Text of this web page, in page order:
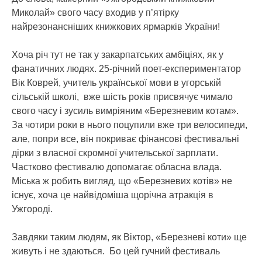
Миколай» свого часу входив у п’ятірку
найрезонансніших книжкових ярмарків України!
Хоча річ тут не так у закарпатських амбіціях, як у
фанатичних людях. 25-річний поет-експериментатор
Вік Коврей, учитель української мови в угорській
сільській школі, вже шість років присвячує чимало
свого часу і зусиль вимріяним «Березневим котам».
За чотири роки в нього поцупили вже три велосипеди,
але, попри все, він покриває фінансові фестивальні
дірки з власної скромної учительської зарплати.
Частково фестивалю допомагає обласна влада.
Міська ж робить вигляд, що «Березневих котів» не
існує, хоча це найвідоміша щорічна атракція в
Ужгороді.
Завдяки таким людям, як Віктор, «Березневі коти» ще
живуть і не здаються. Бо цей гучний фестиваль